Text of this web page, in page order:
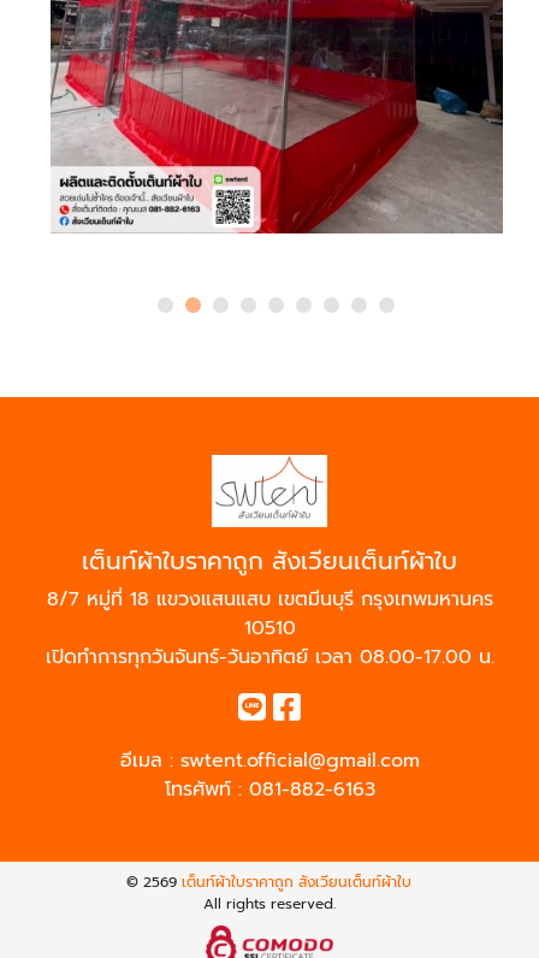
เต็นท์ผ้าใบราคาถูก สังเวียนเต็นท์ผ้าใบ
8/7 หมู่ที่ 18 แขวงแสนแสบ เขตมีนบุรี กรุงเทพมหานคร
10510
เปิดทำการทุกวันจันทร์-วันอาทิตย์ เวลา 08.00-17.00 น.
อีเมล : swtent.official@gmail.com
โทรศัพท์ : 081-882-6163
© 2569เต็นท์ผ้าใบราคาถูก สังเวียนเต็นท์ผ้าใบ
All rights reserved.